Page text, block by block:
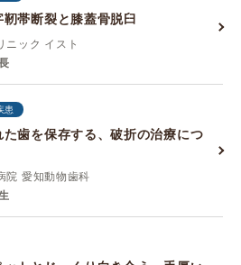
帯断裂と膝蓋骨脱臼
ニック イスト
患
た歯を保存する、破折の治療につ
院 愛知動物歯科